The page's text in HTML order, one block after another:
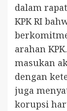
dalam
KPK RI
arahan
masukan
dengan
juga
korupsi